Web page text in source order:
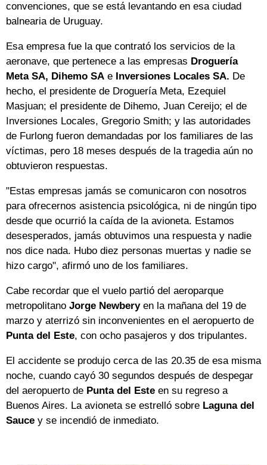
convenciones, que se está levantando en esa ciudad
balnearia de Uruguay.
Esa empresa fue la que contrató los servicios de la
aeronave, que pertenece a las empresas Droguería
Meta SA, Dihemo SA e Inversiones Locales SA. De
hecho, el presidente de Droguería Meta, Ezequiel
Masjuan; el presidente de Dihemo, Juan Cereijo; el de
Inversiones Locales, Gregorio Smith; y las autoridades
de Furlong fueron demandadas por los familiares de las
víctimas, pero 18 meses después de la tragedia aún no
obtuvieron respuestas.
"Estas empresas jamás se comunicaron con nosotros
para ofrecernos asistencia psicológica, ni de ningún tipo
desde que ocurrió la caída de la avioneta. Estamos
desesperados, jamás obtuvimos una respuesta y nadie
nos dice nada. Hubo diez personas muertas y nadie se
hizo cargo", afirmó uno de los familiares.
Cabe recordar que el vuelo partió del aeroparque
metropolitano Jorge Newberyen la mañana del 19 de
marzo y aterrizó sin inconvenientes en el aeropuerto de
Punta del Este, con ocho pasajeros y dos tripulantes.
El accidente se produjo cerca de las 20.35 de esa misma
noche, cuando cayó 30 segundos después de despegar
del aeropuerto de Punta del Este en su regreso a
Buenos Aires. La avioneta se estrelló sobre Laguna del
Sauce y se incendió de inmediato.